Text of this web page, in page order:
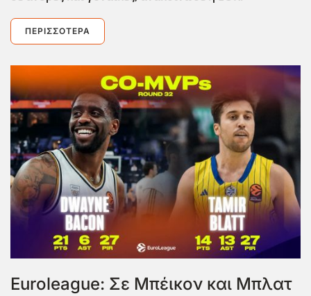
ΠΕΡΙΣΣΌΤΕΡΑ
Euroleague: Σε Μπέικον και Μπλατ